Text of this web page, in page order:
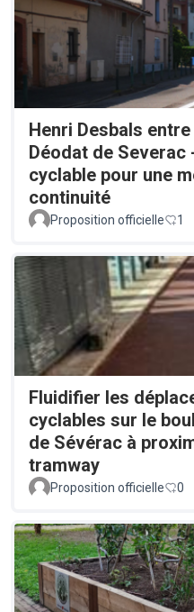
Henri Desbals
Déodat de Severac
cyclable pour une
continuité
Proposition officielle 1
Fluidifier les
cyclables sur le
de Sévérac à
tramway
Proposition officielle 0